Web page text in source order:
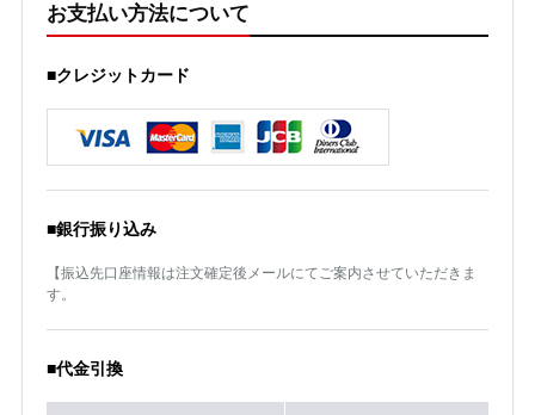
お支払い方法について
■クレジットカード
■銀行振り込み
【振込先口座情報は注文確定後メールにてご案内させていただきま
す。
■代金引換